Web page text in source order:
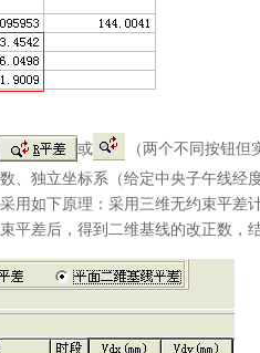
或
（两个不同按钮
、独立坐标系（给定中央子午线经
用如下原理：采用三维无约束平差
差后，得到二维基线的改正数，结